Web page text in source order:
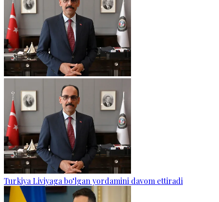
Turkiya Liviyaga bo‘lgan yordamini davom ettiradi